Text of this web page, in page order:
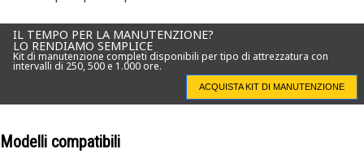
IL TEMPO PER LA MANUTENZIONE?
LO RENDIAMO SEMPLICE
Kit di manutenzione completi disponibili per tipo di attrezzatura con
intervalli di 250, 500 e 1.000 ore.
ACQUISTA KIT DI MANUTENZIONE
Modelli compatibili